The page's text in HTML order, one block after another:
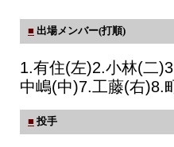
■ 出場メンバー(打順)
1.有住(左)2.小林(二
中嶋(中)7.工藤(右)8.
■ 投手